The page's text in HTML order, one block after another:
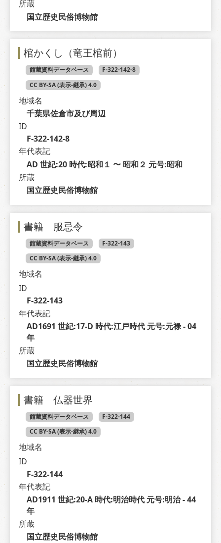
所蔵
国立歴史民俗博物館
棺かくし（竜王棺前）
館蔵資料データベース
F-322-142-8
CC BY-SA (表示-継承) 4.0
地域名
千葉県佐倉市及び周辺
ID
F-322-142-8
年代表記
AD 世紀:20 時代:昭和１ 〜 昭和２ 元号:昭和
所蔵
国立歴史民俗博物館
書籍 服忌令
館蔵資料データベース
F-322-143
CC BY-SA (表示-継承) 4.0
地域名
ID
F-322-143
年代表記
AD1691 世紀:17-D 時代:江戸時代 元号:元禄 - 04
年
所蔵
国立歴史民俗博物館
書籍 仏器世界
館蔵資料データベース
F-322-144
CC BY-SA (表示-継承) 4.0
地域名
ID
F-322-144
年代表記
AD1911 世紀:20-A 時代:明治時代 元号:明治 - 44
年
所蔵
国立歴史民俗博物館